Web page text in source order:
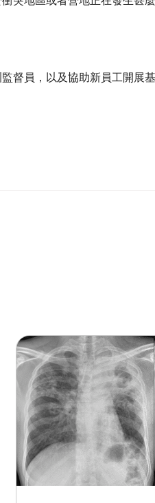
督員，以及協助新員工開展